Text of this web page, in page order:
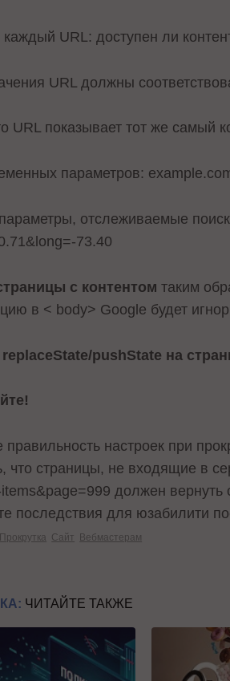
каждый URL: доступен ли
URL должны
URL показывает тот же самый
параметров:
отслеживаемые
73.40
с контентом таким
в < body> Google будет
pushState на
правильность настроек при
что страницы, не входящие в
должен вернуть
последствия для юзабилити
Прокрутка Сайт Вебмастерам
ЧИТАЙТЕ ТАКЖЕ